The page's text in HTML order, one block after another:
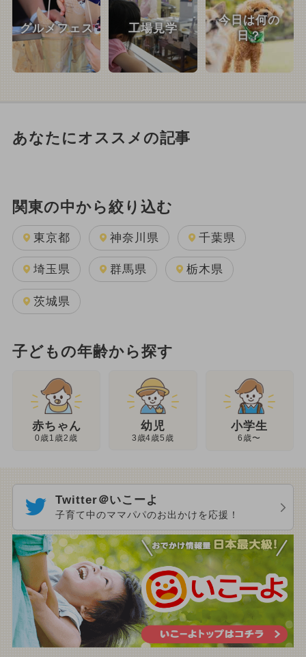
グルメフェス 工場見学
今日は何の
日？
あなたにオススメの記事
関東の中から絞り込む
東京都 神奈川県 千葉県
埼玉県 群馬県 栃木県
茨城県
子どもの年齢から探す
赤ちゃん
0歳1歳2歳
幼児
3歳4歳5歳
小学生
6歳〜
Twitter＠いこーよ
子育て中のママパパのお出かけを応援！